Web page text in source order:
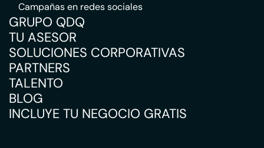
Campañas en redes sociales
GRUPO QDQ
TU ASESOR
SOLUCIONES CORPORATIVAS
PARTNERS
TALENTO
BLOG
INCLUYE TU NEGOCIO GRATIS